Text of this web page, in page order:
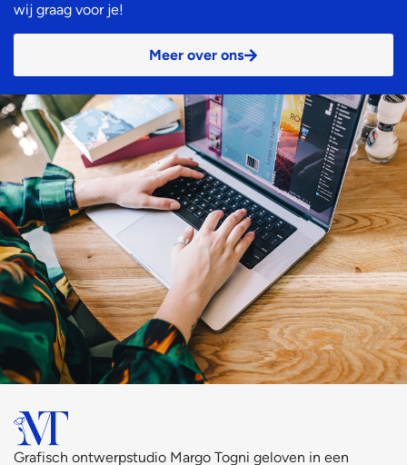
wij graag voor je!
Meer over ons
Grafisch ontwerpstudio Margo Togni geloven in een